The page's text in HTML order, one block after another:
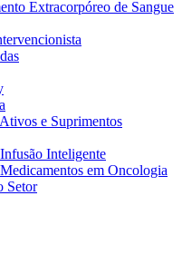
Extracorpóreo de Sangue
e Suprimentos
Inteligente
em Oncologia
Setor